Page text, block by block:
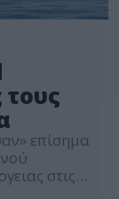
τους
επίσημα
στις